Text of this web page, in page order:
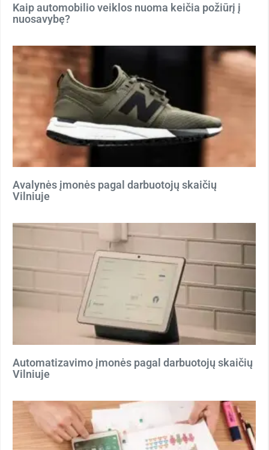
Kaip automobilio veiklos nuoma keičia požiūrį į
nuosavybę?
Avalynės įmonės pagal darbuotojų skaičių
Vilniuje
Automatizavimo įmonės pagal darbuotojų skaičių
Vilniuje